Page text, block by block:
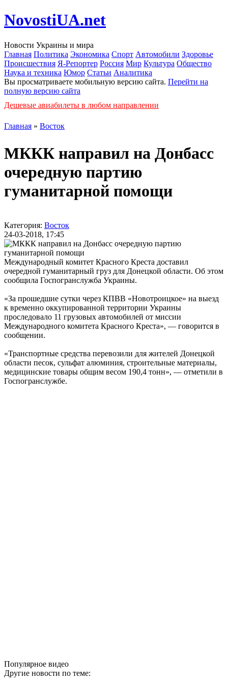
NovostiUA.net
Новости Украины и мира
Главная Политика Экономика Спорт Автомобили Здоровье
Происшествия Я-Репортер Россия Мир Культура Общество
Наука и техника Юмор Статьи Аналитика
Вы просматриваете мобильную версию сайта. Перейти на
полную версию сайта
Дешевые авиабилеты в любом направлении
Главная » Восток
МККК направил на Донбасс
очередную партию
гуманитарной помощи
Категория: Восток
24-03-2018, 17:45
Международный комитет Красного Креста доставил
очередной гуманитарный груз для Донецкой области. Об этом
сообщила Госпогранслужба Украины.
«За прошедшие сутки через КПВВ «Новотроицкое» на выезд
к временно оккупированной территории Украины
проследовало 11 грузовых автомобилей от миссии
Международного комитета Красного Креста», — говорится в
сообщении.
«Транспортные средства перевозили для жителей Донецкой
области песок, сульфат алюминия, строительные материалы,
медицинские товары общим весом 190,4 тонн», — отметили в
Госпогранслужбе.
Популярное видео
Другие новости по теме: